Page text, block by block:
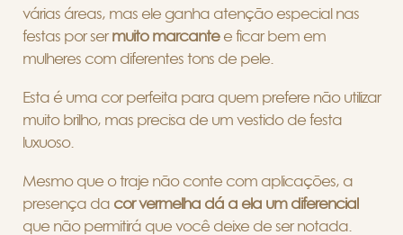
várias áreas, mas ele ganha atenção especial nas
festas por sermuito marcantee ficar bem em
mulheres com diferentes tons de pele.
Esta é uma cor perfeita para quem prefere não utilizar
muito brilho, mas precisa de um vestido de festa
luxuoso.
Mesmo que o traje não conte com aplicações, a
presença da cor vermelha dá a ela um diferencial
que não permitirá que você deixe de ser notada.